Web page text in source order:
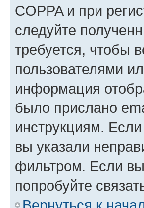
COPPA и при
следуйте
требуется, чтобы
пользователями
информация
было прислано
инструкциям.
вы указали
фильтром. Если
попробуйте
Вернуться к